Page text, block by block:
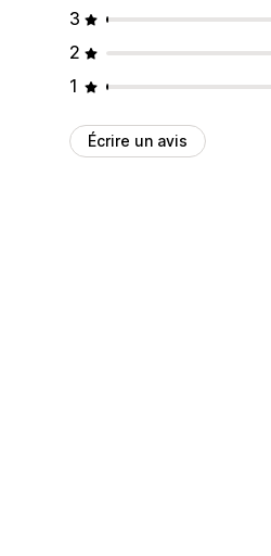
3
2
1
Écrire un avis